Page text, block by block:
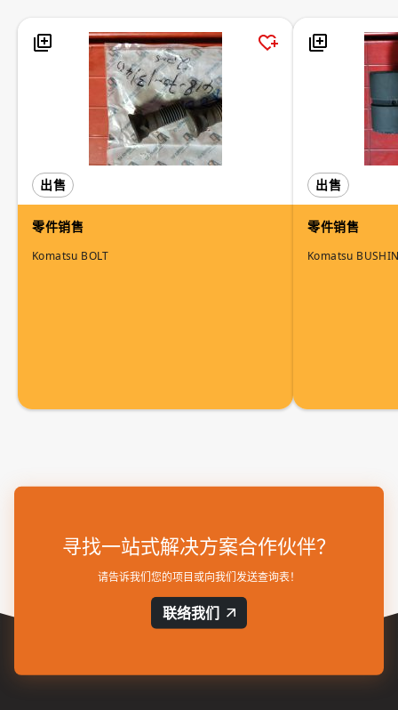
出售
零件销售
Komatsu BOLT
出售
零件销售
Komatsu
寻找一站式解决方案合作伙伴？
请告诉我们您的项目或向我们发送查询表！
联络我们